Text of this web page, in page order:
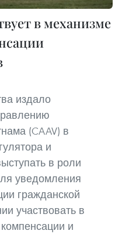
в механизме
издало
(CAAV) в
и
в роли
уведомления
гражданской
участвовать в
и